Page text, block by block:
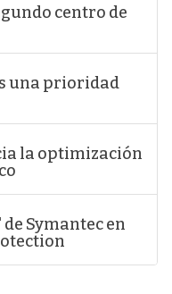
centro de
una prioridad
la optimización
Symantec en